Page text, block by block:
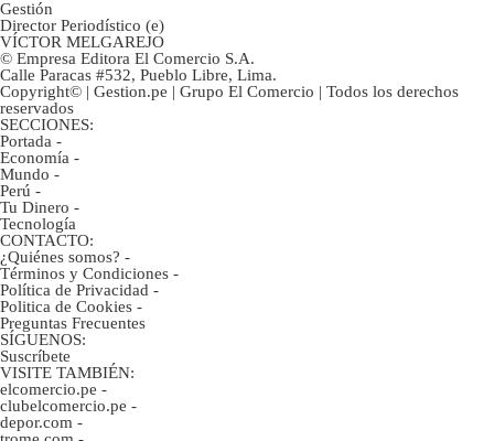
Gestión
Director Periodístico (e)
VÍCTOR MELGAREJO
© Empresa Editora El Comercio S.A.
Calle Paracas #532, Pueblo Libre, Lima.
Copyright© | Gestion.pe | Grupo El Comercio | Todos los derechos
reservados
SECCIONES:
Portada -
Economía -
Mundo -
Perú -
Tu Dinero -
Tecnología
CONTACTO:
¿Quiénes somos? -
Términos y Condiciones -
Política de Privacidad -
Politica de Cookies -
Preguntas Frecuentes
SÍGUENOS:
Suscríbete
VISITE TAMBIÉN:
elcomercio.pe -
clubelcomercio.pe -
depor.com -